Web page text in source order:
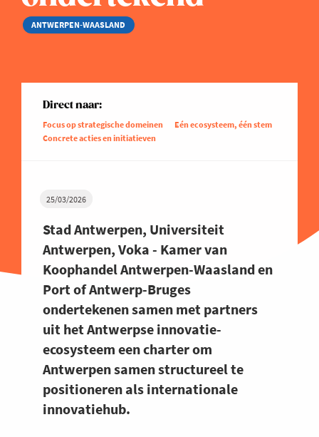
ANTWERPEN-WAASLAND
Direct naar:
Focus op strategische domeinen
Eén ecosysteem, één stem
Concrete acties en initiatieven
25/03/2026
Stad Antwerpen, Universiteit
Antwerpen, Voka - Kamer van
Koophandel Antwerpen-Waasland en
Port of Antwerp-Bruges
ondertekenen samen met partners
uit het Antwerpse innovatie-
ecosysteem een charter om
Antwerpen samen structureel te
positioneren als internationale
innovatiehub.